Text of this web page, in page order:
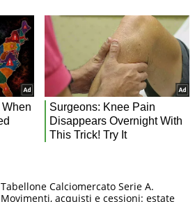
Tabellone Calciomercato Serie A.
Movimenti, acquisti e cessioni: estate